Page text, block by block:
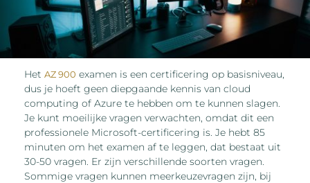
HetAZ 900 examen is een certificering op basisniveau,
dus je hoeft geen diepgaande kennis van cloud
computing of Azure te hebben om te kunnen slagen.
Je kunt moeilijke vragen verwachten, omdat dit een
professionele Microsoft-certificering is. Je hebt 85
minuten om het examen af ​​te leggen, dat bestaat uit
30-50 vragen. Er zijn verschillende soorten vragen.
Sommige vragen kunnen meerkeuzevragen zijn, bij